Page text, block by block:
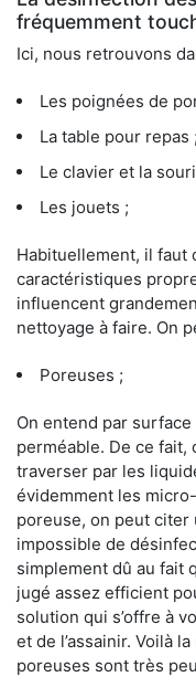
fréquemment
Ici, nous retrouvons
Les poignées de
La table pour repas ;
Le clavier et la
Les jouets ;
Habituellement, il faut
caractéristiques
influencent
nettoyage à faire. On
Poreuses ;
On entend par
perméable. De ce
traverser par les
évidemment les
poreuse, on peut citer
impossible de
simplement dû au fait
jugé assez efficient
solution qui s’offre à
et de l’assainir. Voilà
poreuses sont très